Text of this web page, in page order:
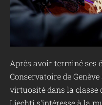
Après avoir terminé ses
Conservatoire de
virtuosité dans la classe
Liechti s'intéresse à la